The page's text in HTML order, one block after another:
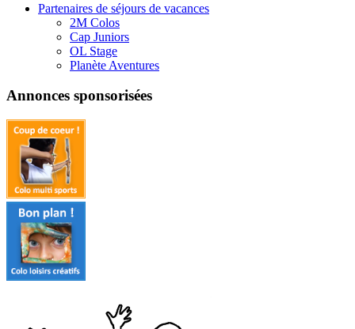
Partenaires de séjours de vacances
2M Colos
Cap Juniors
OL Stage
Planète Aventures
Annonces sponsorisées